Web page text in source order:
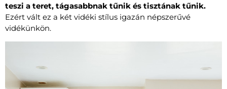
teszi a teret, tágasabbnak tűnik és tisztának tűnik.
Ezért vált ez a két vidéki stílus igazán népszerűvé
vidékünkön.